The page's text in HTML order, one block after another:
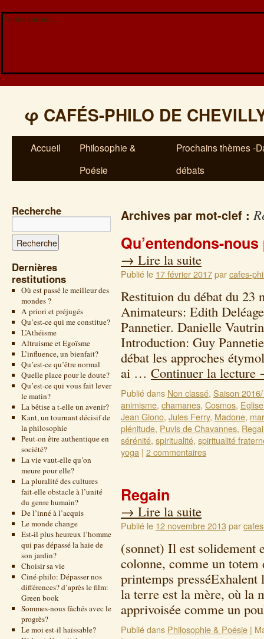
Veuillez patienter...
φ CAFÉS-PHILO DE
Accueil
Philosophie &
Poésie
Prochains thèmes -
débats
Recherche
Dernières
restitutions
Où est passé le meilleur des
mondes ?
A priori et préjugés
Qu’est-ce qui me constitue?
L’Athéisme
Altruisme et Egoïsme
L’influence, un bienfait?
Qu’est-ce qu’être normal
Quelle place pour le doute?
Qu’est-ce qui vous fait lever
le matin?
La bêtise a t-elle un avenir?
Kant, un tournant décisif de
la philosophie
Peut-on être authentique en
société?
La vie vaut-elle qu’on
meure pour elle?
La pluralité des cultures
fait-elle obstacle à l’unité
du genre humain?
De l’inné à l’acquis
Le monde change
Est-il plus heureux l’homme
qui pas dépassé la haie de
son jardin?
Choisir sa vie
Ciné-philo: Dépasser nos
différences? d’après le film:
Green book
Sommes-nous fâchés avec le
progrès?
Le moi est-il haïssable?
Archives par mot-clef :
Qu’entendons-
→ Lire la suite
Publié le 17 février 2017parcafes-
Restituion du débat du 23
Animateurs: Edith
Pannetier. Danielle
Introduction: Guy
débat les approches
ai … Continuer la lecture
Publié dans Non classé, Saison
animisme, chamanes, Cosmos,
Jean Giono, Jules Ferry, Madone,
plénitude, Puvis de Chavannes,
sérénité, spiritualité, spiritualité
yoga | 2 commentaires
Regain
→ Lire la suite
Publié le 12 novembre 2013par
(sonnet) Il est solidement
colonne, comme un totem
printemps
la terre est la mère, où la
apprivoisée comme un
Publié dans Philosophie & Poésie |